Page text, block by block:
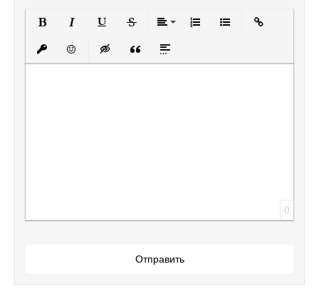
Вставить защищенную ссылку
Вставить смайлик
Вставка скрытого текста
Вставка цитаты
Вставка спойлера
0
Отправить